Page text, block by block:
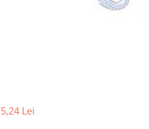
Lei